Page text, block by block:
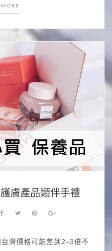
膚產品類伴手禮
灣價格可能差到2~3倍不